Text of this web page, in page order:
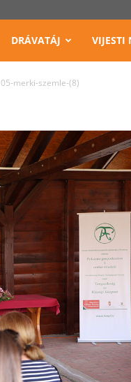
DRÁVATÁJ VIJESTI
05-merki-szemle-(8)